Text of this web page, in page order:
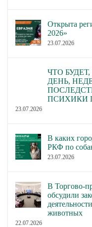
Открыта
2026»
23.07.2026
ЧТО
ДЕНЬ,
ПСИХИКИ
23.07.2026
В каких
РКФ по
23.07.2026
В Торгово-
обсудили
животных
22.07.2026